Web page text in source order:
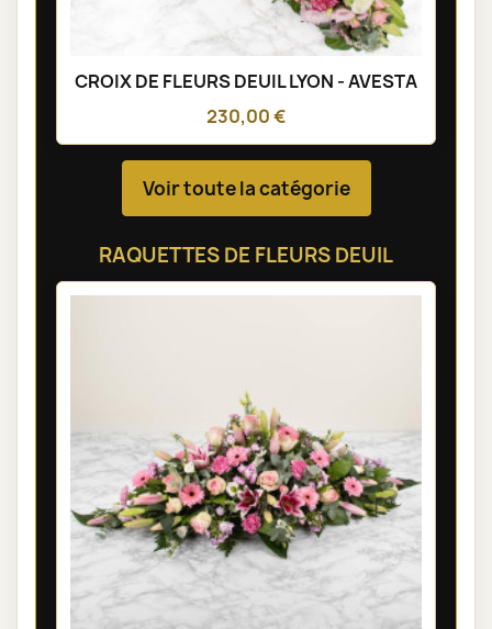
CROIX DE FLEURS DEUIL LYON - AVESTA
230,00 €
Voir toute la catégorie
RAQUETTES DE FLEURS DEUIL